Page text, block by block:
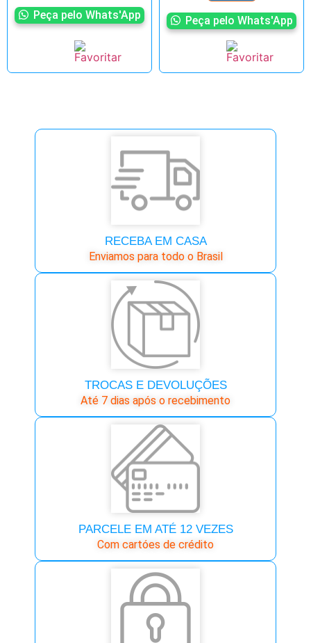
Peça pelo Whats'App Peça pelo Whats'App
RECEBA EM CASA
Enviamos para todo o Brasil
TROCAS E DEVOLUÇÕES
Até 7 dias após o recebimento
PARCELE EM ATÉ 12 VEZES
Com cartóes de crédito